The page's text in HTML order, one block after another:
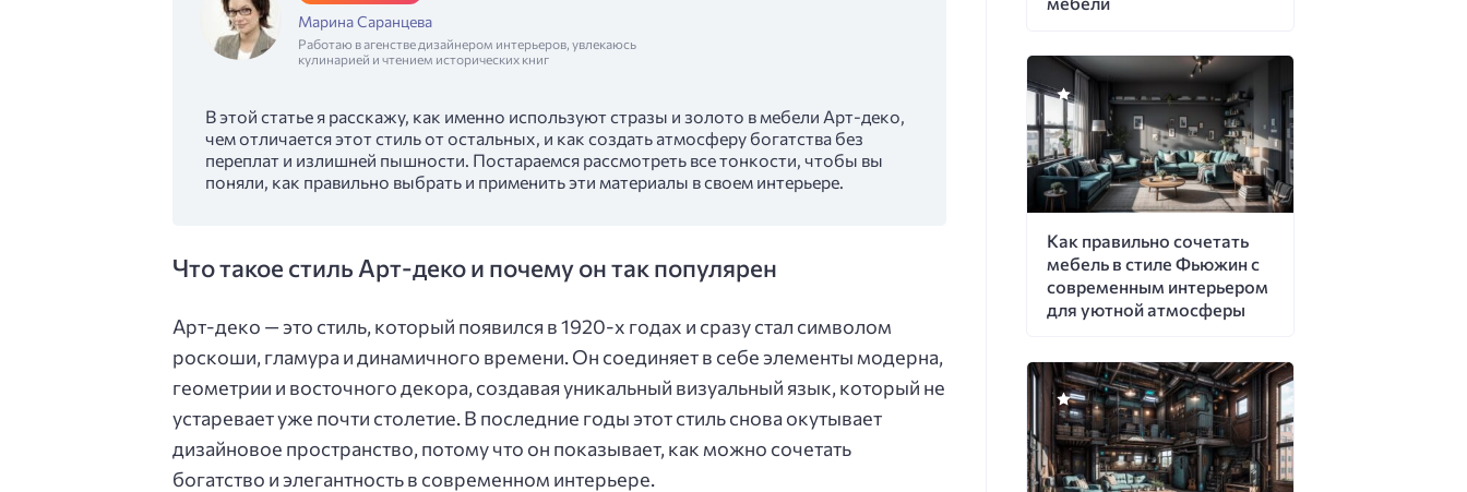
Марина Саранцева
Работаю в агенстве дизайнером интерьеров, увлекаюсь
кулинарией и чтением исторических книг
В этой статье я расскажу, как именно используют стразы и золото в мебели Арт-деко,
чем отличается этот стиль от остальных, и как создать атмосферу богатства без
переплат и излишней пышности. Постараемся рассмотреть все тонкости, чтобы вы
поняли, как правильно выбрать и применить эти материалы в своем интерьере.
Что такое стиль Арт-деко и почему он так популярен
Арт-деко — это стиль, который появился в 1920-х годах и сразу стал символом
роскоши, гламура и динамичного времени. Он соединяет в себе элементы модерна,
геометрии и восточного декора, создавая уникальный визуальный язык, который не
устаревает уже почти столетие. В последние годы этот стиль снова окутывает
дизайновое пространство, потому что он показывает, как можно сочетать
богатство и элегантность в современном интерьере.
Как правильно сочетать
мебель в стиле Фьюжин с
современным интерьером
для уютной атмосферы